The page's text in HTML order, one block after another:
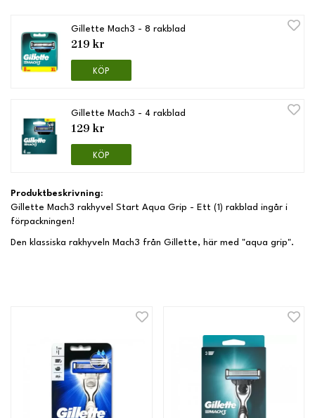
Gillette Mach3 - 8 rakblad
219 kr
KÖP
Gillette Mach3 - 4 rakblad
129 kr
KÖP
Produktbeskrivning:
Gillette Mach3 rakhyvel Start Aqua Grip - Ett (1) rakblad ingår i
förpackningen!
Den klassiska rakhyveln Mach3 från Gillette, här med "aqua grip".